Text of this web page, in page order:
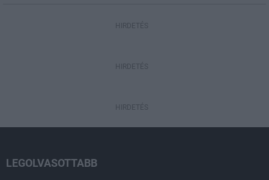
HIRDETÉS
HIRDETÉS
HIRDETÉS
LEGOLVASOTTABB